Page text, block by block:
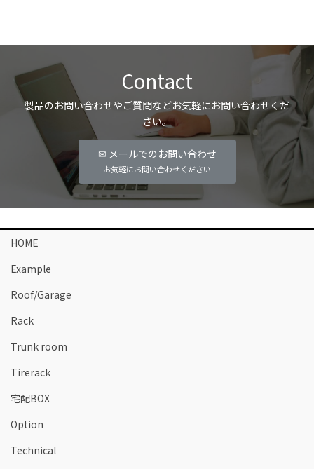
Contact
製品のお問い合わせやご質問などお気軽にお問い合わせくだ
さい。
✉ メールでのお問い合わせ
お気軽にお問い合わせください
HOME
Example
Roof/Garage
Rack
Trunk room
Tirerack
宅配BOX
Option
Technical